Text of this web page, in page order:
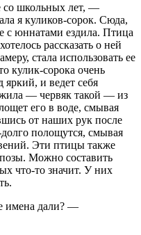
со школьных лет, —
я куликов-сорок. Сюда,
с юннатами ездила. Птица
рассказать о ней
стала использовать ее
кулик-сорока очень
и ведет себя
— червяк такой — из
его в воде, смывая
от наших рук после
полощутся, смывая
Эти птицы также
Можно составить
что-то значит. У них
имена дали? —